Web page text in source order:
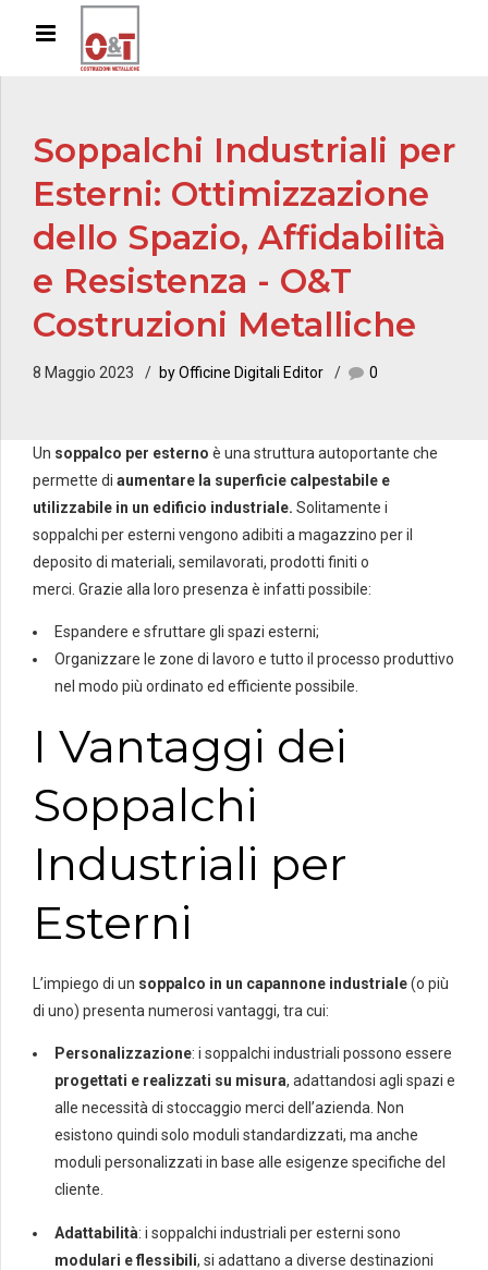
Soppalchi Industriali per
Esterni: Ottimizzazione
dello Spazio, Affidabilità
e Resistenza - O&T
Costruzioni Metalliche
8 Maggio 2023 by Officine Digitali Editor 0
Un soppalco per esterno è una struttura autoportante che
permette di aumentare la superficie calpestabile e
utilizzabile in un edificio industriale. Solitamente i
soppalchi per esterni vengono adibiti a magazzino per il
deposito di materiali, semilavorati, prodotti finiti o
merci. Grazie alla loro presenza è infatti possibile:
Espandere e sfruttare gli spazi esterni;
Organizzare le zone di lavoro e tutto il processo produttivo
nel modo più ordinato ed efficiente possibile.
I Vantaggi dei
Soppalchi
Industriali per
Esterni
L’impiego di un soppalco in un capannone industriale(o più
di uno) presenta numerosi vantaggi, tra cui:
Personalizzazione: i soppalchi industriali possono essere
progettati e realizzati su misura, adattandosi agli spazi e
alle necessità di stoccaggio merci dell’azienda. Non
esistono quindi solo moduli standardizzati, ma anche
moduli personalizzati in base alle esigenze specifiche del
cliente.
Adattabilità: i soppalchi industriali per esterni sono
modulari e flessibili, si adattano a diverse destinazioni